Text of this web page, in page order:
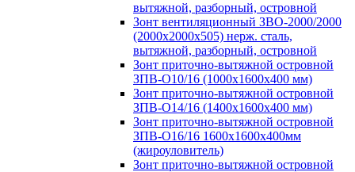
вытяжной, разборный, островной
Зонт вентиляционный ЗВО-2000/2000
(2000х2000х505) нерж. сталь,
вытяжной, разборный, островной
Зонт приточно-вытяжной островной
ЗПВ-О10/16 (1000х1600х400 мм)
Зонт приточно-вытяжной островной
ЗПВ-О14/16 (1400х1600х400 мм)
Зонт приточно-вытяжной островной
ЗПВ-О16/16 1600х1600х400мм
(жироуловитель)
Зонт приточно-вытяжной островной